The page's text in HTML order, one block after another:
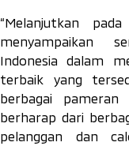
“Melanjutkan
menyampaikan
Indonesia dalam
terbaik yang
berbagai pameran
berharap dari
pelanggan dan